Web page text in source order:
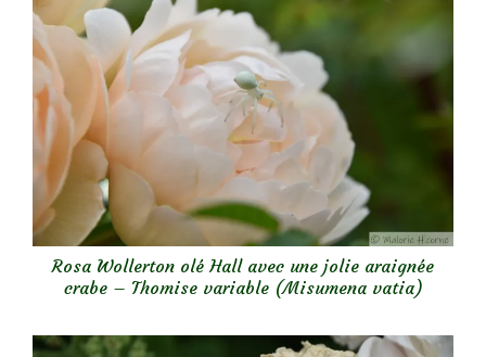
Rosa Wollerton olé Hall avec une jolie araignée
crabe – Thomise variable (Misumena vatia)